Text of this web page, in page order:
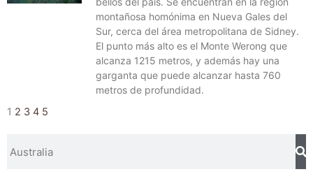
montañosa homónima en Nueva Gales del
Sur, cerca del área metropolitana de Sidney.
El punto más alto es el Monte Werong que
alcanza 1215 metros, y además hay una
garganta que puede alcanzar hasta 760
metros de profundidad.
1 2 3 4 5